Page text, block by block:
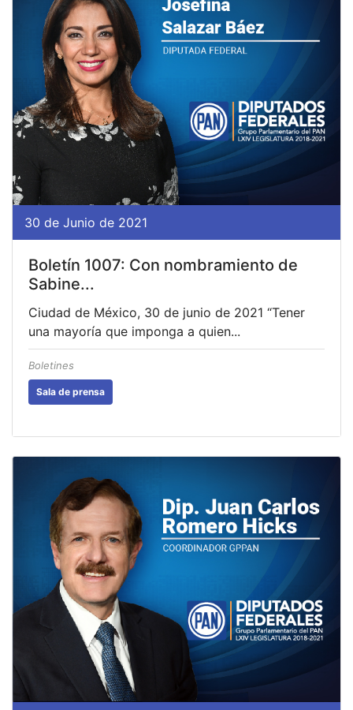
30 de Junio de 2021
Boletín 1007: Con nombramiento de
Sabine...
Ciudad de México, 30 de junio de 2021 “Tener
una mayoría que imponga a quien...
Boletines
Sala de prensa